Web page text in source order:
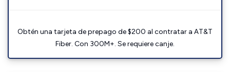
Obtén una tarjeta de prepago de $200 al contratar a AT&T
Fiber. Con 300M+. Se requiere canje.